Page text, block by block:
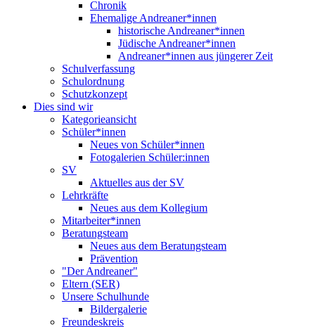
Chronik
Ehemalige Andreaner*innen
historische Andreaner*innen
Jüdische Andreaner*innen
Andreaner*innen aus jüngerer Zeit
Schulverfassung
Schulordnung
Schutzkonzept
Dies sind wir
Kategorieansicht
Schüler*innen
Neues von Schüler*innen
Fotogalerien Schüler:innen
SV
Aktuelles aus der SV
Lehrkräfte
Neues aus dem Kollegium
Mitarbeiter*innen
Beratungsteam
Neues aus dem Beratungsteam
Prävention
"Der Andreaner"
Eltern (SER)
Unsere Schulhunde
Bildergalerie
Freundeskreis